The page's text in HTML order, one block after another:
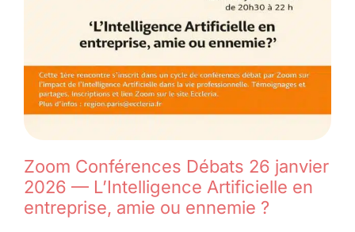
Membres
L’actu
Nous soutenir
La revue Responsables
Zoom Conférences Débats 26 janvier
2026 — L’Intelligence Artificielle en
entreprise, amie ou ennemie ?